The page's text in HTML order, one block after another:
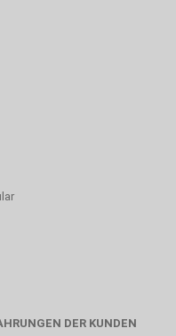
DER KUNDEN